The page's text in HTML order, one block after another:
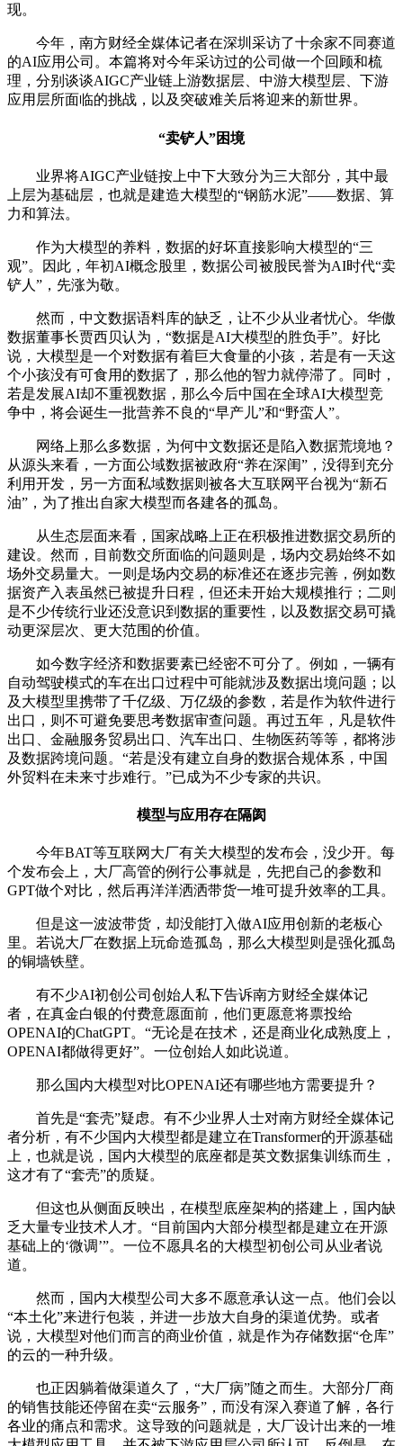
现。
今年，南方财经全媒体记者在深圳采访了十余家不同赛道
的AI应用公司。本篇将对今年采访过的公司做一个回顾和梳
理，分别谈谈AIGC产业链上游数据层、中游大模型层、下游
应用层所面临的挑战，以及突破难关后将迎来的新世界。
“卖铲人”困境
业界将AIGC产业链按上中下大致分为三大部分，其中最
上层为基础层，也就是建造大模型的“钢筋水泥”——数据、算
力和算法。
作为大模型的养料，数据的好坏直接影响大模型的“三
观”。因此，年初AI概念股里，数据公司被股民誉为AI时代“卖
铲人”，先涨为敬。
然而，中文数据语料库的缺乏，让不少从业者忧心。华傲
数据董事长贾西贝认为，“数据是AI大模型的胜负手”。好比
说，大模型是一个对数据有着巨大食量的小孩，若是有一天这
个小孩没有可食用的数据了，那么他的智力就停滞了。同时，
若是发展AI却不重视数据，那么今后中国在全球AI大模型竞
争中，将会诞生一批营养不良的“早产儿”和“野蛮人”。
网络上那么多数据，为何中文数据还是陷入数据荒境地？
从源头来看，一方面公域数据被政府“养在深闺”，没得到充分
利用开发，另一方面私域数据则被各大互联网平台视为“新石
油”，为了推出自家大模型而各建各的孤岛。
从生态层面来看，国家战略上正在积极推进数据交易所的
建设。然而，目前数交所面临的问题则是，场内交易始终不如
场外交易量大。一则是场内交易的标准还在逐步完善，例如数
据资产入表虽然已被提升日程，但还未开始大规模推行；二则
是不少传统行业还没意识到数据的重要性，以及数据交易可撬
动更深层次、更大范围的价值。
如今数字经济和数据要素已经密不可分了。例如，一辆有
自动驾驶模式的车在出口过程中可能就涉及数据出境问题；以
及大模型里携带了千亿级、万亿级的参数，若是作为软件进行
出口，则不可避免要思考数据审查问题。再过五年，凡是软件
出口、金融服务贸易出口、汽车出口、生物医药等等，都将涉
及数据跨境问题。“若是没有建立自身的数据合规体系，中国
外贸料在未来寸步难行。”已成为不少专家的共识。
模型与应用存在隔阂
今年BAT等互联网大厂有关大模型的发布会，没少开。每
个发布会上，大厂高管的例行公事就是，先把自己的参数和
GPT做个对比，然后再洋洋洒洒带货一堆可提升效率的工具。
但是这一波波带货，却没能打入做AI应用创新的老板心
里。若说大厂在数据上玩命造孤岛，那么大模型则是强化孤岛
的铜墙铁壁。
有不少AI初创公司创始人私下告诉南方财经全媒体记
者，在真金白银的付费意愿面前，他们更愿意将票投给
OPENAI的ChatGPT。“无论是在技术，还是商业化成熟度上，
OPENAI都做得更好”。一位创始人如此说道。
那么国内大模型对比OPENAI还有哪些地方需要提升？
首先是“套壳”疑虑。有不少业界人士对南方财经全媒体记
者分析，有不少国内大模型都是建立在Transformer的开源基础
上，也就是说，国内大模型的底座都是英文数据集训练而生，
这才有了“套壳”的质疑。
但这也从侧面反映出，在模型底座架构的搭建上，国内缺
乏大量专业技术人才。“目前国内大部分模型都是建立在开源
基础上的‘微调’”。一位不愿具名的大模型初创公司从业者说
道。
然而，国内大模型公司大多不愿意承认这一点。他们会以
“本土化”来进行包装，并进一步放大自身的渠道优势。或者
说，大模型对他们而言的商业价值，就是作为存储数据“仓库”
的云的一种升级。
也正因躺着做渠道久了，“大厂病”随之而生。大部分厂商
的销售技能还停留在卖“云服务”，而没有深入赛道了解，各行
各业的痛点和需求。这导致的问题就是，大厂设计出来的一堆